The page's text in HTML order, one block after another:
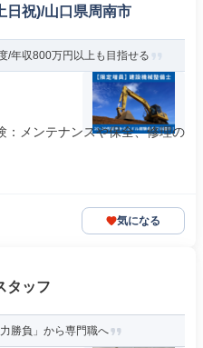
日祝)/山口県周南市
/年収800万円以上も目指せる
：メンテナンスや保全、修理の
気になる
タッフ
勝負」から専門職へ